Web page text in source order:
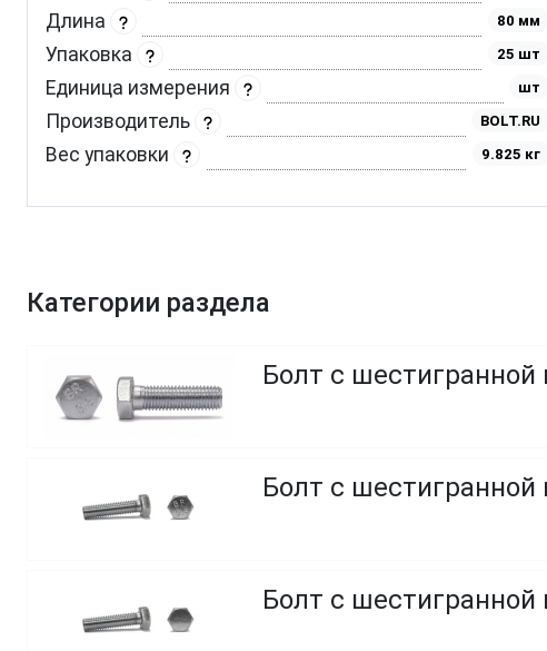
Длина 80 мм
Упаковка 25 шт
Единица измерения шт
Производитель BOLT.RU
Вес упаковки 9.825 кг
Категории раздела
Болт с шестигранной
Болт с шестигранной
Болт с шестигранной